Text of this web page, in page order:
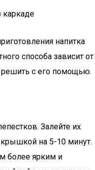
каркаде
напитка
способа зависит от
решить с его помощью.
Залейте их
крышкой на 5-10 минут.
более ярким и